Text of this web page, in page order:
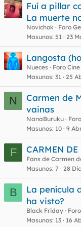
t
a
Fuí a pillar
La muerte
Novichok
Foro
Masunos 51 23
Langosta
Nueces
Foro Cine
Masunos 31 25
N
Carmen de
vainas
NanaBuruku
Masunos 10 9
F CARMEN
Fans de Carmen
Masunos 7 28
B
La penícula
ha visto?
Black Friday
Masunos 13 16